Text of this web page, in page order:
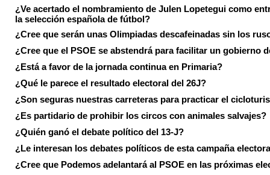
¿Ve acertado el nombramiento de Julen Lopetegui como
la selección española de fútbol?
¿Cree que serán unas Olimpiadas descafeinadas sin los
¿Cree que el PSOE se abstendrá para facilitar un gobierno
¿Está a favor de la jornada continua en Primaria?
¿Qué le parece el resultado electoral del 26J?
¿Son seguras nuestras carreteras para practicar el
¿Es partidario de prohibir los circos con animales salvajes?
¿Quién ganó el debate político del 13-J?
¿Le interesan los debates políticos de esta campaña
¿Cree que Podemos adelantará al PSOE en las próximas